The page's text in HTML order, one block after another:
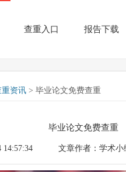
查重入口 报告下载
资讯 > 毕业论文免费查重
毕业论文免费查重
14:57:34 文章作者：学术小